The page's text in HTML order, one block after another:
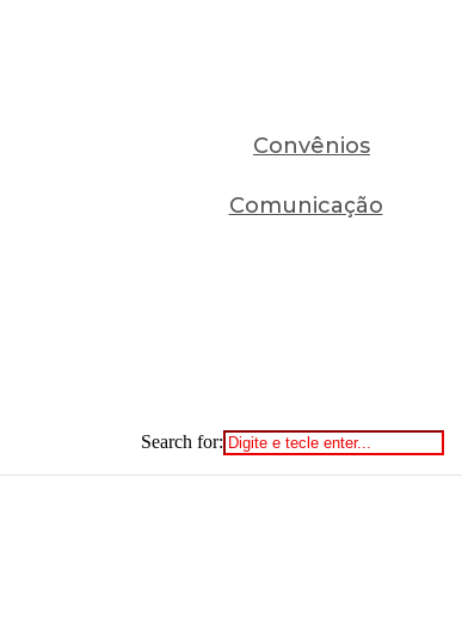
Convênios
Comunicação
Search for: